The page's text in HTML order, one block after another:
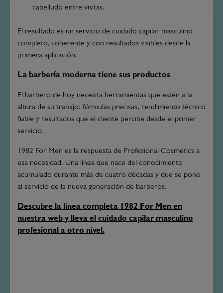
cabelludo entre visitas.
El resultado es un servicio de cuidado capilar masculino
completo, coherente y con resultados visibles desde la
primera aplicación.
La barbería moderna tiene sus productos
El barbero de hoy necesita herramientas que estén a la
altura de su trabajo: fórmulas precisas, rendimiento técnico
fiable y resultados que el cliente percibe desde el primer
servicio.
1982 For Men es la respuesta de Profesional Cosmetics a
esa necesidad. Una línea que nace del conocimiento
acumulado durante más de cuatro décadas y que se pone
al servicio de la nueva generación de barberos.
Descubre la línea completa 1982 For Men en
nuestra web y lleva el cuidado capilar masculino
profesional a otro nivel.